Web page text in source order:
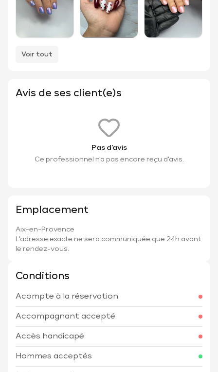
Voir tout
Avis de ses client(e)s
Pas d'avis
Ce professionnel n'a pas encore reçu d'avis.
Emplacement
Aix-en-Provence
L'adresse exacte ne sera communiquée que 24h avant
le rendez-vous.
Conditions
Acompte à la réservation
Accompagnant accepté
Accès handicapé
Hommes acceptés